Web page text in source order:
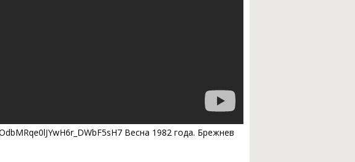
Весна 1982 года. Брежнев